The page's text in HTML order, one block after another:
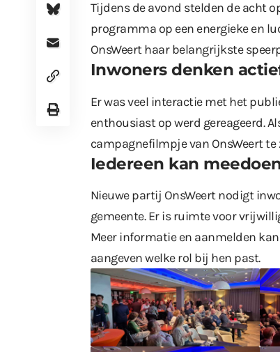
Tijdens de avond stelden de acht
programma op een energieke en
OnsWeert haar belangrijkste
Inwoners denken
Er was veel interactie met het
enthousiast op werd gereageerd.
campagnefilmpje van OnsWeert te
Iedereen kan
Nieuwe partij OnsWeert nodigt
gemeente. Er is ruimte voor
Meer informatie en aanmelden
aangeven welke rol bij hen past.